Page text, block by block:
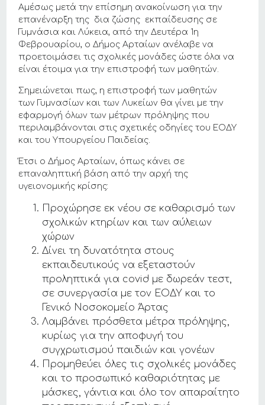
Αμέσως μετά την επίσημη ανακοίνωση για την
επανέναρξη της δια ζώσης εκπαίδευσης σε
Γυμνάσια και Λύκεια, από την Δευτέρα 1η
Φεβρουαρίου, ο Δήμος Αρταίων ανέλαβε να
προετοιμάσει τις σχολικές μονάδες ώστε όλα να
είναι έτοιμα για την επιστροφή των μαθητών.
Σημειώνεται πως, η επιστροφή των μαθητών
των Γυμνασίων και των Λυκείων θα γίνει με την
εφαρμογή όλων των μέτρων πρόληψης που
περιλαμβάνονται στις σχετικές οδηγίες του ΕΟΔΥ
και του Υπουργείου Παιδείας.
Έτσι ο Δήμος Αρταίων, όπως κάνει σε
επαναληπτική βάση από την αρχή της
υγειονομικής κρίσης:
Προχώρησε εκ νέου σε καθαρισμό των
σχολικών κτηρίων και των αύλειων
χώρων
Δίνει τη δυνατότητα στους
εκπαιδευτικούς να εξεταστούν
προληπτικά για covid με δωρεάν τεστ,
σε συνεργασία με τον ΕΟΔΥ και το
Γενικό Νοσοκομείο Άρτας
Λαμβάνει πρόσθετα μέτρα πρόληψης,
κυρίως για την αποφυγή του
συγχρωτισμού παιδιών και γονέων
Προμηθεύει όλες τις σχολικές μονάδες
και το προσωπικό καθαριότητας με
μάσκες, γάντια και όλο τον απαραίτητο